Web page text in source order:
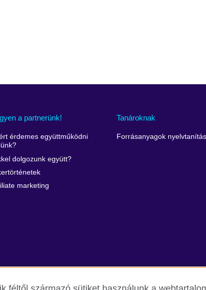
a partnerünk!
érdemes együttműködni
dolgozunk együtt?
marketing
Tanároknak
Forrásanyagok